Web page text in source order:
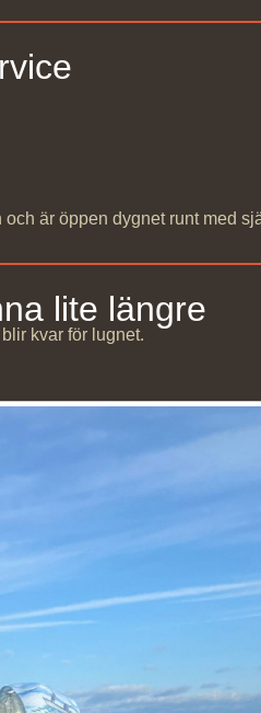
är öppen dygnet runt med
lite längre
kvar för lugnet.